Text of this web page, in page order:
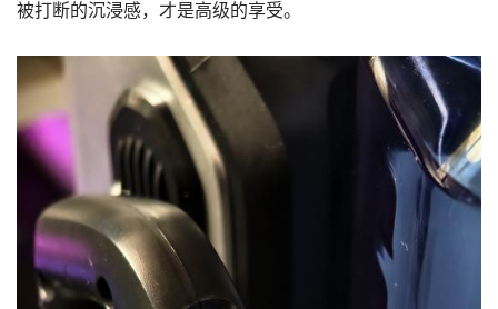
被打断的沉浸感，才是高级的享受。